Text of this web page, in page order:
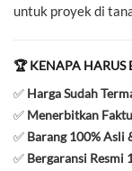
untuk proyek di
🏆 KENAPA HARUS
✅ Harga Sudah
✅ Menerbitkan
✅ Barang 100% Asli
✅ Bergaransi Resmi